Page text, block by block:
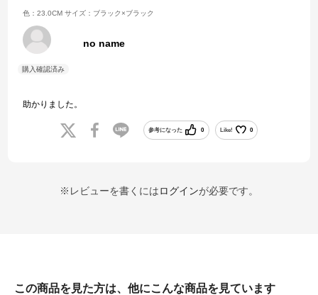
色：23.0CM サイズ：ブラック×ブラック
no name
助かりました。
参考になった 0 Like! 0
※レビューを書くにはログインが必要です。
この商品を見た方は、他にこんな商品を見ています